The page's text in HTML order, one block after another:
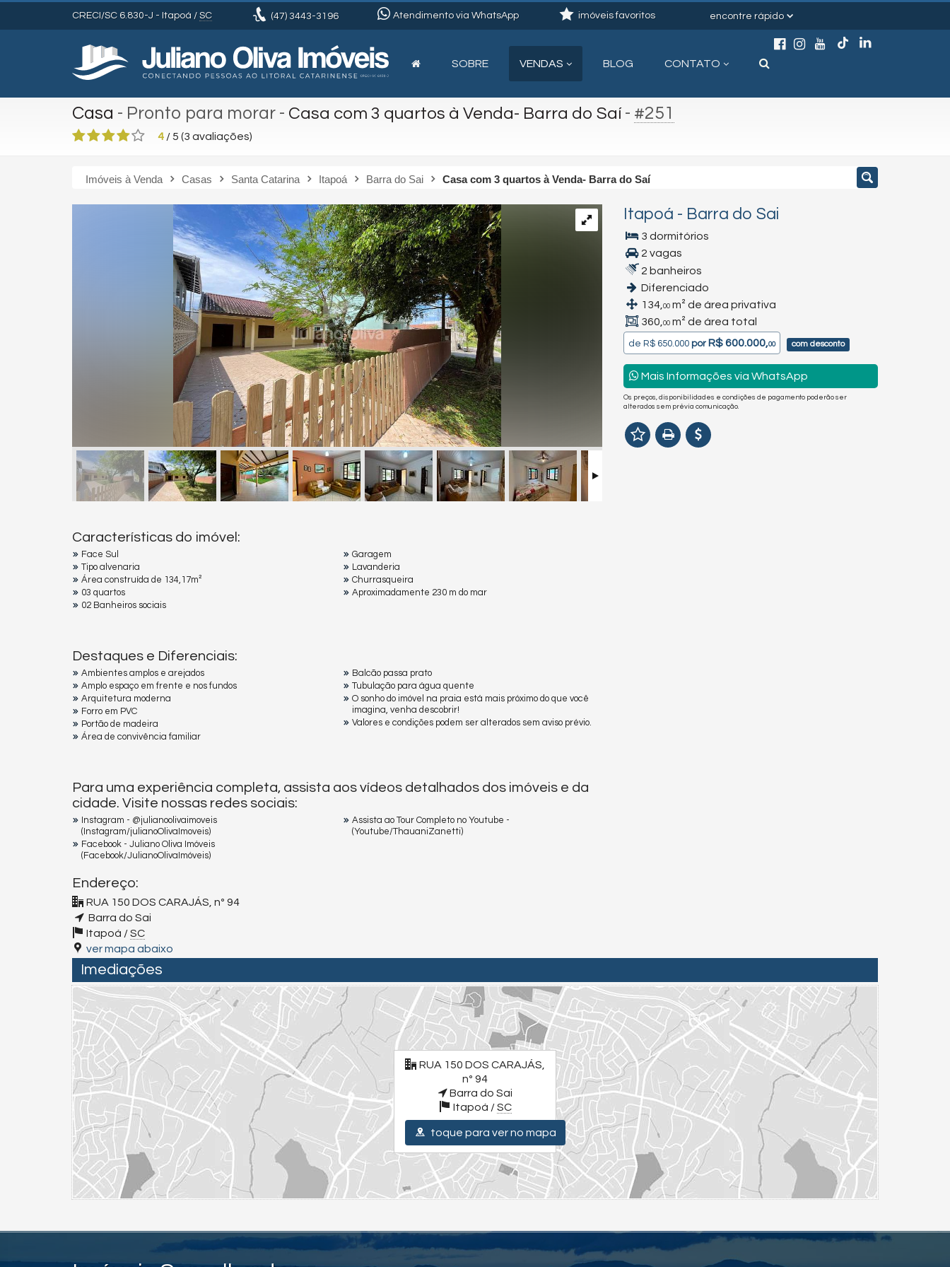
CRECI/SC 6.830-J - Itapoá / SC (47)3443-3196 Atendimento via WhatsApp encontre rápido
imóveis favoritos
SOBRE VENDAS BLOG CONTATO
Casa - Pronto para morar - Casa com 3 quartos à Venda- Barra do Saí- #251
4 /5 (3 avaliações)
Imóveis à Venda Casas Santa Catarina Itapoá Barra do Sai Casa com 3 quartos à Venda- Barra do Saí
Características do imóvel:
Face Sul
Tipo alvenaria
Área construída de 134,17m²
03 quartos
02 Banheiros sociais
Garagem
Lavanderia
Churrasqueira
Aproximadamente 230 m do mar
Destaques e Diferenciais:
Ambientes amplos e arejados
Amplo espaço em frente e nos fundos
Arquitetura moderna
Forro em PVC
Portão de madeira
Área de convivência familiar
Balcão passa prato
Tubulação para água quente
O sonho do imóvel na praia está mais próximo do que você
imagina, venha descobrir!
Valores e condições podem ser alterados sem aviso prévio.
Para uma experiência completa, assista aos vídeos detalhados dos imóveis e da
cidade. Visite nossas redes sociais:
Instagram - @julianoolivaimoveis
(Instagram/julianoOlivaImoveis)
Facebook - Juliano Oliva Imóveis
(Facebook/JulianoOlivaImóveis)
Assista ao Tour Completo no Youtube -
(Youtube/ThauaniZanetti)
Endereço:
RUA 150 DOS CARAJÁS, nº 94
Barra do Sai
Itapoá /SC
ver mapa abaixo
Itapoá - Barra do Sai
3 dormitórios
2 vagas
2 banheiros
Diferenciado
134, 00 m² de área privativa
360, 00 m² de área total
de R$ 650.000 por R$ 600.000,00 com desconto
Mais Informações via WhatsApp
Os preços, disponibilidades e condições de pagamento poderão ser
alterados sem prévia comunicação.
Imediações
RUA 150 DOS CARAJÁS,
nº 94
Barra do Sai
Itapoá /SC
toque para ver no mapa